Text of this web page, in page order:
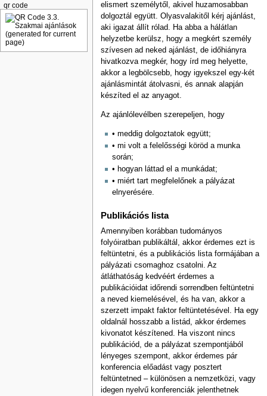
elismert személytől, akivel huzamosabban
dolgoztál együtt. Olyasvalakitől kérj ajánlást,
aki igazat állít rólad. Ha abba a hálátlan
helyzetbe kerülsz, hogy a megkért személy
szívesen ad neked ajánlást, de időhiányra
hivatkozva megkér, hogy írd meg helyette,
akkor a legbölcsebb, hogy igyekszel egy-két
ajánlásmintát átolvasni, és annak alapján
készíted el az anyagot.
Az ajánlólevélben szerepeljen, hogy
• meddig dolgoztatok együtt;
• mi volt a felelősségi köröd a munka
során;
• hogyan láttad el a munkádat;
• miért tart megfelelőnek a pályázat
elnyerésére.
Publikációs lista
Amennyiben korábban tudományos
folyóiratban publikáltál, akkor érdemes ezt is
feltüntetni, és a publikációs lista formájában a
pályázati csomaghoz csatolni. Az
átláthatóság kedvéért érdemes a
publikációidat időrendi sorrendben feltüntetni
a neved kiemelésével, és ha van, akkor a
szerzett impakt faktor feltüntetésével. Ha egy
oldalnál hosszabb a listád, akkor érdemes
kivonatot készítened. Ha viszont nincs
publikációd, de a pályázat szempontjából
lényeges szempont, akkor érdemes pár
konferencia előadást vagy posztert
feltüntetned – különösen a nemzetközi, vagy
idegen nyelvű konferenciák jelenthetnek
qr code